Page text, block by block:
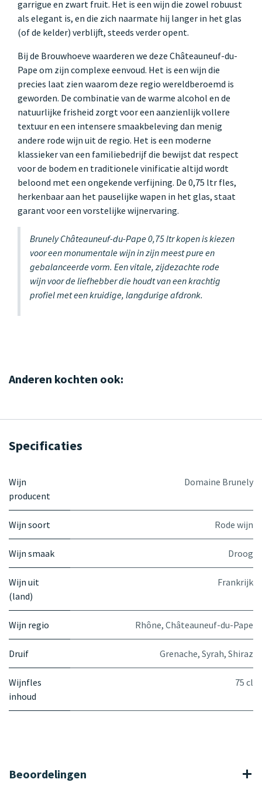
garrigue en zwart fruit. Het is een wijn die zowel robuust
als elegant is, en die zich naarmate hij langer in het glas
(of de kelder) verblijft, steeds verder opent.
Bij de Brouwhoeve waarderen we deze Châteauneuf-du-
Pape om zijn complexe eenvoud. Het is een wijn die
precies laat zien waarom deze regio wereldberoemd is
geworden. De combinatie van de warme alcohol en de
natuurlijke frisheid zorgt voor een aanzienlijk vollere
textuur en een intensere smaakbeleving dan menig
andere rode wijn uit de regio. Het is een moderne
klassieker van een familiebedrijf die bewijst dat respect
voor de bodem en traditionele vinificatie altijd wordt
beloond met een ongekende verfijning. De 0,75 ltr fles,
herkenbaar aan het pauselijke wapen in het glas, staat
garant voor een vorstelijke wijnervaring.
Brunely Châteauneuf-du-Pape 0,75 ltr kopen is kiezen
voor een monumentale wijn in zijn meest pure en
gebalanceerde vorm. Een vitale, zijdezachte rode
wijn voor de liefhebber die houdt van een krachtig
profiel met een kruidige, langdurige afdronk.
Anderen kochten ook:
Specificaties
Wijn
producent
Domaine Brunely
Wijn soort Rode wijn
Wijn smaak Droog
Wijn uit
(land)
Frankrijk
Wijn regio Rhône, Châteauneuf-du-Pape
Druif Grenache, Syrah, Shiraz
Wijnfles
inhoud
75 cl
Beoordelingen